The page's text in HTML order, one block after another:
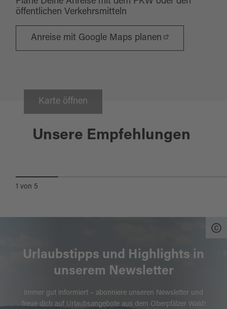
öffentlichen Verkehrsmitteln
Anreise mit Google Maps planen
Karte öffnen
Unsere Empfehlungen
Schwandorf
1 von 5
Urlaubstipps und Highlights in
unserem Newsletter
Immer gut informiert – abonniere unseren Newsletter und
freue dich auf Urlaubsangebote aus dem Oberpfälzer Wald!